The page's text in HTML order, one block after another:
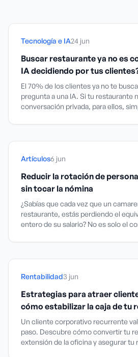
Tecnología e IA24 jun
Buscar restaurante ya no es
IA decidiendo por tus
El 70% de los clientes ya no te
pregunta a una IA. Si tu restaurante
conversación privada, para ellos,
Artículos6 jun
Reducir la rotación de
sin tocar la nómina
¿Sabías que cada vez que un
restaurante, estás perdiendo el
entero de su salario? No es solo el
rentabilidad.
Rentabilidad3 jun
Estrategias para atraer
cómo estabilizar la caja de tu
Un cliente corporativo recurrente
paso. Descubre cómo convertir tu
extensión de la oficina y asegurar tu